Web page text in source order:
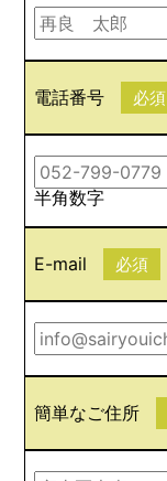
電話番号 必須
半角数字
E-mail 必須
簡単なご住所